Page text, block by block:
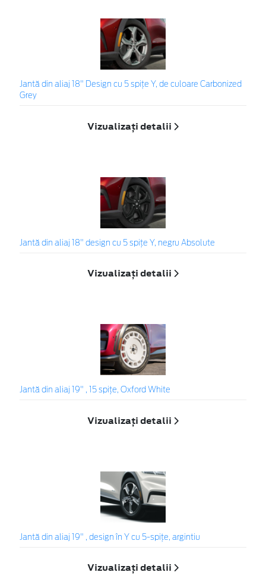
Jantă din aliaj 18" Design cu 5 spițe Y, de culoare Carbonized
Grey
Vizualizați detalii
Jantă din aliaj 18" design cu 5 spițe Y, negru Absolute
Vizualizați detalii
Jantă din aliaj 19" , 15 spițe, Oxford White
Vizualizați detalii
Jantă din aliaj 19" , design în Y cu 5-spiţe, argintiu
Vizualizați detalii